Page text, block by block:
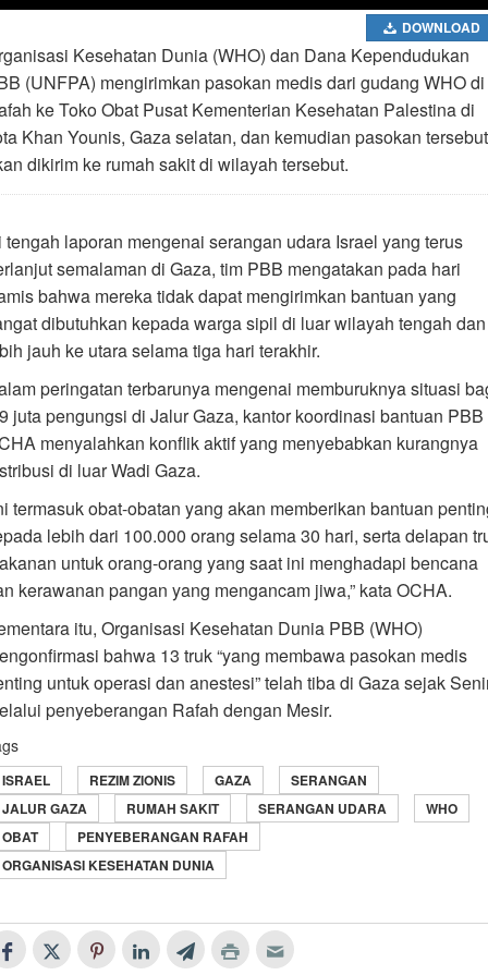
DOWNLOAD
Kesehatan Dunia (WHO) dan Dana Kependudukan
(UNFPA) mengirimkan pasokan medis dari gudang WHO di
ke Toko Obat Pusat Kementerian Kesehatan Palestina di
Khan Younis, Gaza selatan, dan kemudian pasokan tersebut
dikirim ke rumah sakit di wilayah tersebut.
tengah laporan mengenai serangan udara Israel yang terus
semalaman di Gaza, tim PBB mengatakan pada hari
bahwa mereka tidak dapat mengirimkan bantuan yang
dibutuhkan kepada warga sipil di luar wilayah tengah dan
jauh ke utara selama tiga hari terakhir.
peringatan terbarunya mengenai memburuknya situasi
juta pengungsi di Jalur Gaza, kantor koordinasi bantuan PBB
menyalahkan konflik aktif yang menyebabkan kurangnya
di luar Wadi Gaza.
termasuk obat-obatan yang akan memberikan bantuan
lebih dari 100.000 orang selama 30 hari, serta delapan
untuk orang-orang yang saat ini menghadapi bencana
kerawanan pangan yang mengancam jiwa,” kata OCHA.
itu, Organisasi Kesehatan Dunia PBB (WHO)
bahwa 13 truk “yang membawa pasokan medis
untuk operasi dan anestesi” telah tiba di Gaza sejak
penyeberangan Rafah dengan Mesir.
ISRAEL REZIM ZIONIS GAZA
SERANGAN
JALUR GAZA
RUMAH SAKIT SERANGAN UDARA
WHO
OBAT
PENYEBERANGAN RAFAH
ORGANISASI KESEHATAN DUNIA